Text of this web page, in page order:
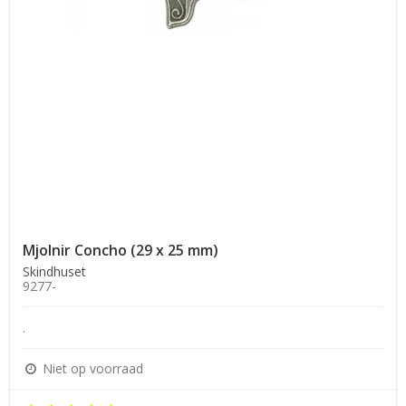
Mjolnir Concho (29 x 25 mm)
Skindhuset
9277-
.
Niet op voorraad